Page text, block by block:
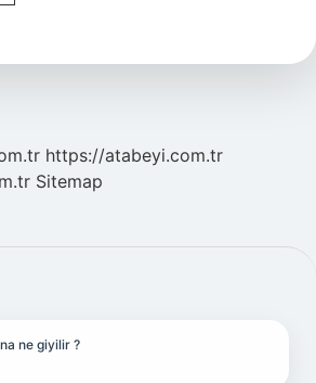
https://atabeyi.com.tr
Sitemap
ne giyilir ?